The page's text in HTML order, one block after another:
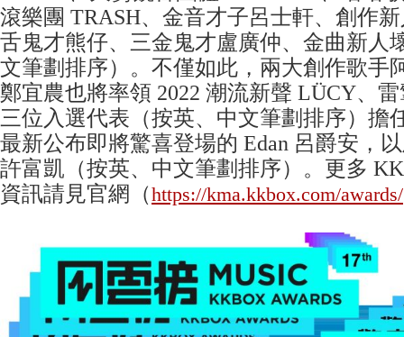
滾樂團 TRASH、金音才子呂士軒、創作
舌鬼才熊仔、三金鬼才盧廣仲、金曲新人
文筆劃排序）。不僅如此，兩大創作歌手
鄭宜農也將率領 2022 潮流新聲 LÜCY、雷
三位入選代表（按英、中文筆劃排序）擔
最新公布即將驚喜登場的 Edan 呂爵安，
許富凱（按英、中文筆劃排序）。更多
資訊請見官網（https://kma.kkbox.com/awards/